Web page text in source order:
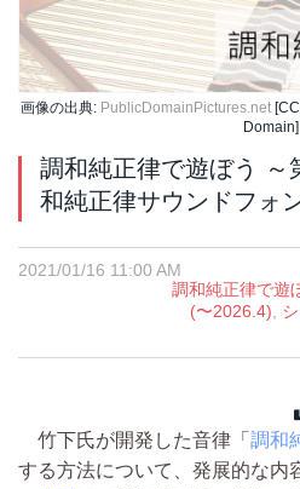
画像の出典: PublicDomainPictures.net
Domain]
調和純正律で遊ぼう ～
和純正律サウンドフォ
2021/01/16 11:00 AM
調和純正律で遊
(〜2026.4)
竹下氏が開発した音律「 調和
する方法について、発展的な内